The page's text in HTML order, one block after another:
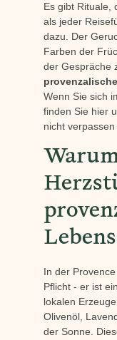
Es gibt Rituale,
als jeder
dazu. Der
Farben der
der Gespräche
Wenn Sie sich
finden Sie hier
nicht verpassen
In der
Pflicht - er ist
lokalen
Olivenöl,
der Sonne.